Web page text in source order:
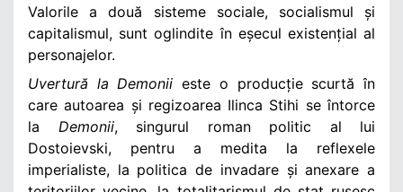
Valorile a două sisteme sociale, socialismul și
capitalismul, sunt oglindite în eșecul existențial al
personajelor.
Uvertură la Demonii este o producție scurtă în
care autoarea și regizoarea Ilinca Stihi se întorce
la Demonii, singurul roman politic al lui
Dostoievski, pentru a medita la reflexele
imperialiste, la politica de invadare și anexare a